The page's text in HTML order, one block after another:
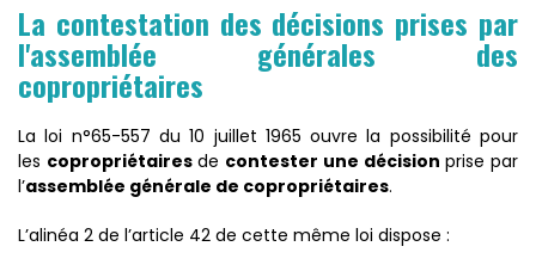
La contestation des décisions prises par
l'assemblée générales des
copropriétaires
La loi n°65-557 du 10 juillet 1965 ouvre la possibilité pour
les copropriétairesde contester une décision prise par
l’assemblée générale de copropriétaires.
L’alinéa 2 de l’article 42 de cette même loi dispose :